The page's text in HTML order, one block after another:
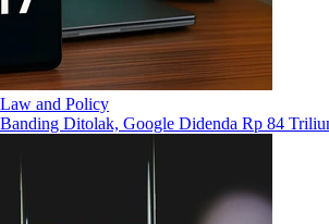
Law and Policy
Banding Ditolak, Google Didenda Rp 84